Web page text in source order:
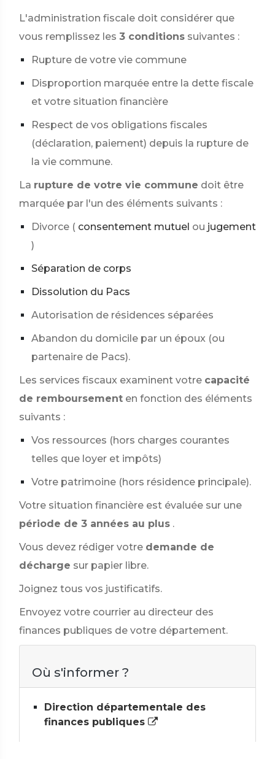
L'administration fiscale doit considérer que
vous remplissez les 3 conditions suivantes :
Rupture de votre vie commune
Disproportion marquée entre la dette fiscale
et votre situation financière
Respect de vos obligations fiscales
(déclaration, paiement) depuis la rupture de
la vie commune.
La rupture de votre vie commune doit être
marquée par l'un des éléments suivants :
Divorce ( consentement mutuel ou jugement
)
Séparation de corps
Dissolution du Pacs
Autorisation de résidences séparées
Abandon du domicile par un époux (ou
partenaire de Pacs).
Les services fiscaux examinent votre capacité
de remboursement en fonction des éléments
suivants :
Vos ressources (hors charges courantes
telles que loyer et impôts)
Votre patrimoine (hors résidence principale).
Votre situation financière est évaluée sur une
période de 3 années au plus .
Vous devez rédiger votre demande de
décharge sur papier libre.
Joignez tous vos justificatifs.
Envoyez votre courrier au directeur des
finances publiques de votre département.
Où s'informer ?
Direction départementale des
finances publiques